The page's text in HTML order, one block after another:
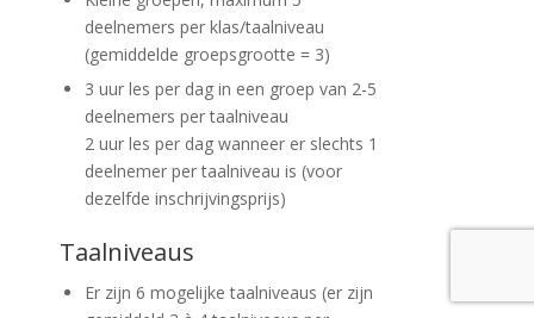
deelnemers per klas/taalniveau
(gemiddelde groepsgrootte = 3)
3 uur les per dag in een groep van 2-5
deelnemers per taalniveau
2 uur les per dag wanneer er slechts 1
deelnemer per taalniveau is (voor
dezelfde inschrijvingsprijs)
Taalniveaus
Er zijn 6 mogelijke taalniveaus (er zijn